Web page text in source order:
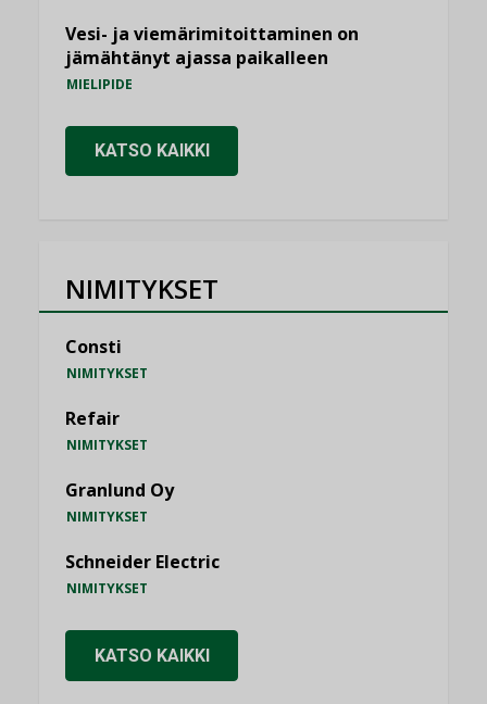
Vesi- ja viemärimitoittaminen on
jämähtänyt ajassa paikalleen
MIELIPIDE
KATSO KAIKKI
NIMITYKSET
Consti
NIMITYKSET
Refair
NIMITYKSET
Granlund Oy
NIMITYKSET
Schneider Electric
NIMITYKSET
KATSO KAIKKI